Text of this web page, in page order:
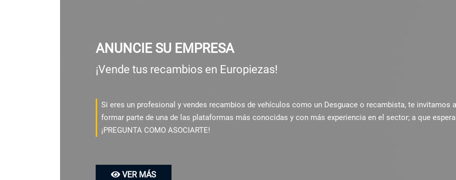
ANUNCIE SU EMPRESA
¡Vende tus recambios en Europiezas!
Si eres un profesional y vendes recambios de vehículos como un Desguace o recambista, te invitamos a
formar parte de una de las plataformas más conocidas y con más experiencia en el sector; a que
¡PREGUNTA COMO ASOCIARTE!
VER MÁS